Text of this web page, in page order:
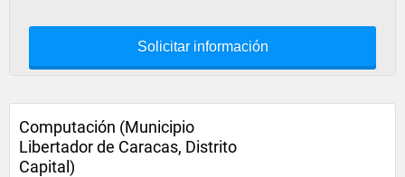
Solicitar información
Computación (Municipio
Libertador de Caracas, Distrito
Capital)